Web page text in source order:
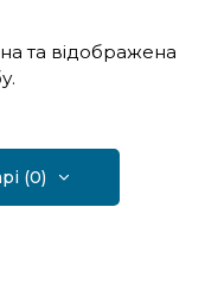
та відображена
(0)